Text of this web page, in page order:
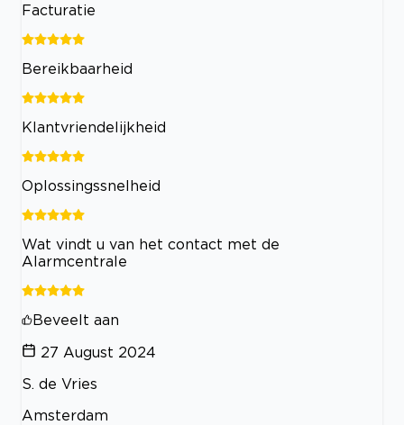
Facturatie
Bereikbaarheid
Klantvriendelijkheid
Oplossingssnelheid
Wat vindt u van het contact met de
Alarmcentrale
Beveelt aan
27 August 2024
S. de Vries
Amsterdam